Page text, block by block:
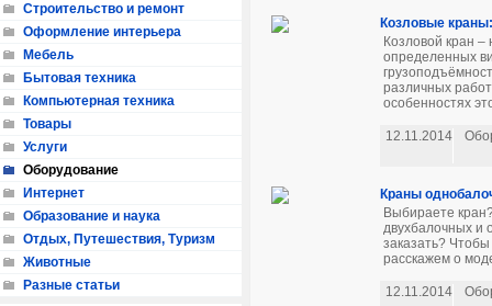
Козловые
Козловой кран
определенных
различных
особенностях
12.11.2014
Краны
Выбираете
двухбалочных и
заказать?
расскажем о
12.11.2014
Строительство и ремонт
Оформление интерьера
Мебель
Бытовая техника
Компьютерная техника
Товары
Услуги
Оборудование
Интернет
Образование и наука
Отдых, Путешествия, Туризм
Животные
Разные статьи